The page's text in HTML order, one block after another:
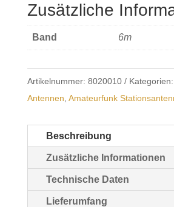
5/8
Menge
Zusätzliche
Band 6m
Artikelnummer: 8020010 Kategorien:
Antennen Amateurfunk
Beschreibung
Zusätzliche Informationen
Technische Daten
Lieferumfang